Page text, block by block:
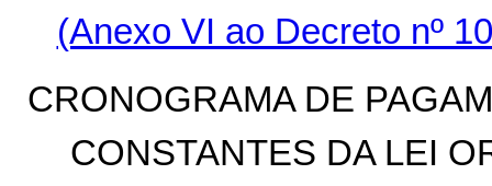
(Anexo VI ao Decreto nº
CRONOGRAMA DE
CONSTANTES DA LEI